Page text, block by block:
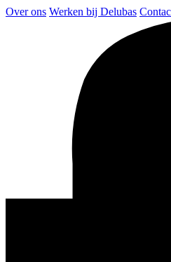
Over ons Werken bij Delubas